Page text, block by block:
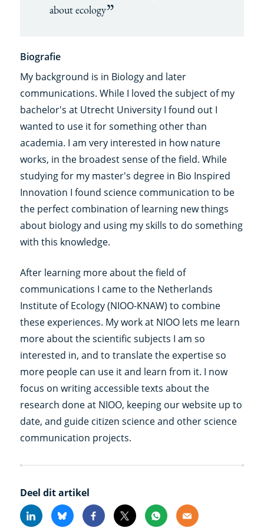
about ecology
Biografie
My background is in Biology and later
communications. While I loved the subject of my
bachelor's at Utrecht University I found out I
wanted to use it for something other than
academia. I am very interested in how nature
works, in the broadest sense of the field. While
studying for my master's degree in Bio Inspired
Innovation I found science communication to be
the perfect combination of learning new things
about biology and using my skills to do something
with this knowledge.
After learning more about the field of
communications I came to the Netherlands
Institute of Ecology (NIOO-KNAW) to combine
these experiences. My work at NIOO lets me learn
more about the scientific subjects I am so
interested in, and to translate the expertise so
more people can use it and learn from it. I now
focus on writing accessible texts about the
research done at NIOO, keeping our website up to
date, and guide citizen science and other science
communication projects.
Deel dit artikel
LinkedinBlueskyFacebook
X Whatsapp
Email